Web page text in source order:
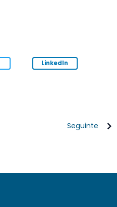
LinkedIn
Seguinte